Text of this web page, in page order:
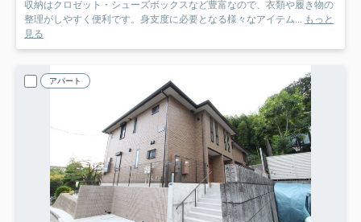
収納はクロゼット・シューズボックスなど豊富なので、衣類や履き物の
整理がしやすく便利です。身支度に必要となる様々なアイテム... もっと
見る
アパート